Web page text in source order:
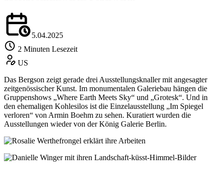
5.04.2025
2 Minuten Lesezeit
US
Das Bergson zeigt gerade drei Ausstellungsknaller mit angesagter
zeitgenössischer Kunst. Im monumentalen Galeriebau hängen die
Gruppenshows „Where Earth Meets Sky“ und „Grotesk“. Und in
den ehemaligen Kohlesilos ist die Einzelausstellung „Im Spiegel
verloren“ von Armin Boehm zu sehen. Kuratiert wurden die
Ausstellungen wieder von der König Galerie Berlin.